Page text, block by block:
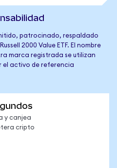
patrocinado, respaldado
2000 Value ETF. El nombre
marca registrada se utilizan
el activo de referencia
y canjea
cripto